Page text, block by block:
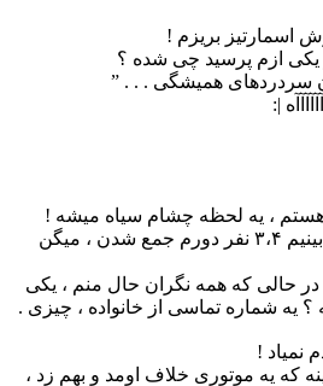
ﺍﺳﻤﺎﺭﺗﯿﺰ ﺑﺮﯾﺰﻡ !
ﺍﺯﻡ ﭘﺮﺳﯿﺪ ﭼﯽ ﺷﺪﻩ ؟
ﺳﺮﺩﺭﺩﻫﺎﯼ ﻫﻤﯿﺸﮕﯽ . . . ”
|:
، یه لحظه چشام سیاه میشه !
چشم هامو باز میکنم ، می بینیم ۳،۴ نفر دورم جمع شدن ، میگن
حالی که همه نگران حال منم ، یکی
یه شماره تماسی از خانواده ، چیزی .
نمیاد !
که یه موتوری خلاف اومد و بهم زد ،